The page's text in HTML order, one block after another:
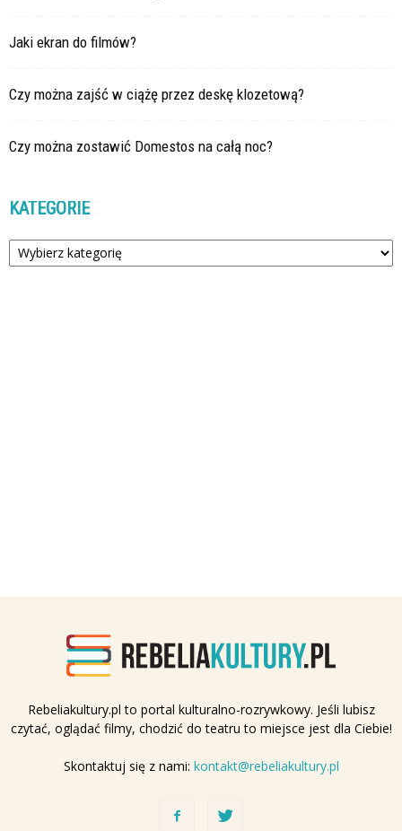
Jaki ekran do filmów?
Czy można zajść w ciążę przez deskę klozetową?
Czy można zostawić Domestos na całą noc?
KATEGORIE
Kategorie
Rebeliakultury.pl to portal kulturalno-rozrywkowy. Jeśli lubisz
czytać, oglądać filmy, chodzić do teatru to miejsce jest dla Ciebie!
Skontaktuj się z nami: kontakt@rebeliakultury.pl